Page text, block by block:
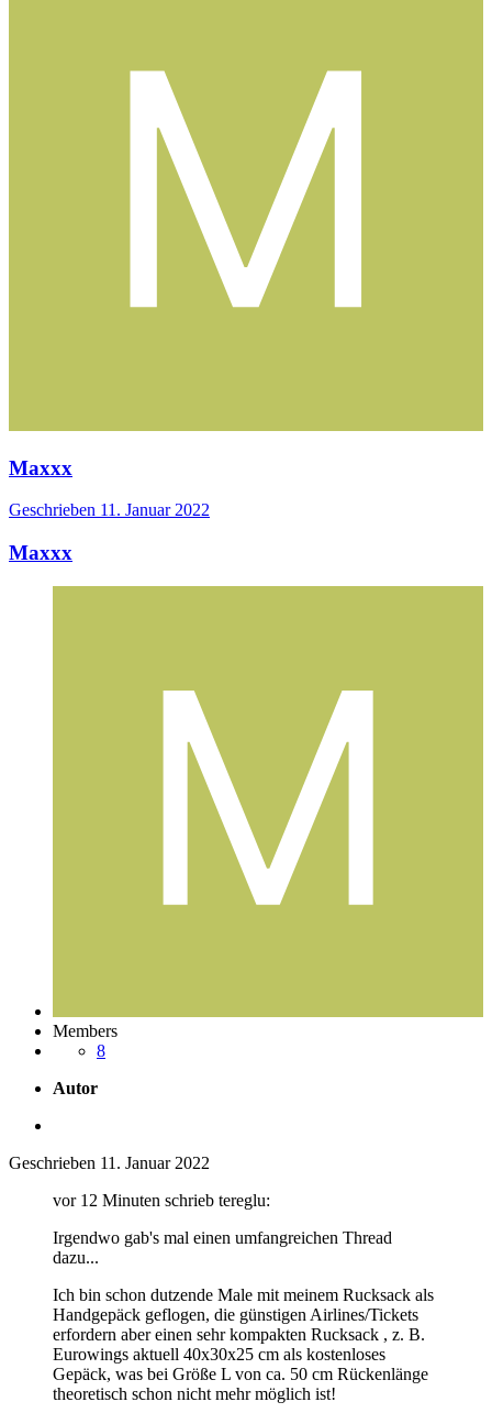
Maxxx
Geschrieben 11. Januar 2022
Maxxx
Members
8
Autor
Geschrieben 11. Januar 2022
vor 12 Minuten schrieb tereglu:
Irgendwo gab's mal einen umfangreichen Thread
dazu...
Ich bin schon dutzende Male mit meinem Rucksack als
Handgepäck geflogen, die günstigen Airlines/Tickets
erfordern aber einen sehr kompakten Rucksack , z. B.
Eurowings aktuell 40x30x25 cm als kostenloses
Gepäck, was bei Größe L von ca. 50 cm Rückenlänge
theoretisch schon nicht mehr möglich ist!